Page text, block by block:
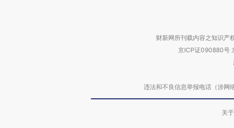
财新网所刊载内容之知识产
京ICP证090880号
违法和不良信息举报电话（涉
关